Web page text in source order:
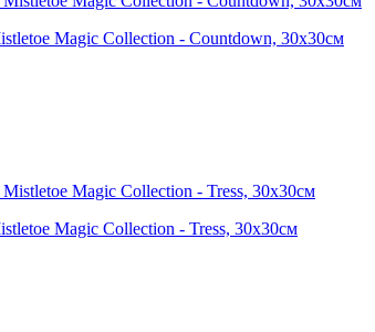
Magic Collection - Countdown, 30х30см
Magic Collection - Tress, 30х30см